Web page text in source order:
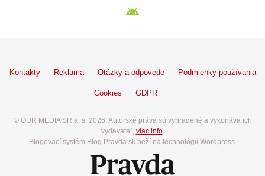
Kontakty Reklama Otázky a odpovede Podmienky používania
Cookies GDPR
© OUR MEDIA SR a. s. 2026. Autorské práva sú vyhradené a vykonáva ich
vydavateľ, viac info.
Blogovací systém Blog.Pravda.sk beží na technológií Wordpress.